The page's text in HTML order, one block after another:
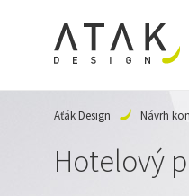
Aťák Design Návrh
Hotelový